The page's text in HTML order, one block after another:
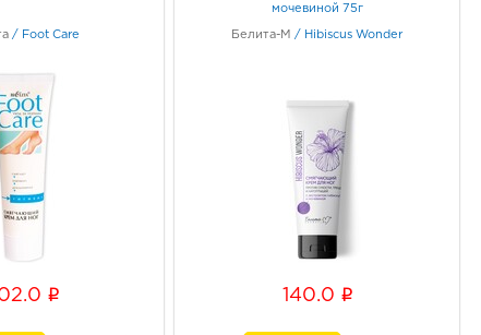
/ Foot Care
i
мочевиной 75г
Белита-М / Hibiscus Wonder
140.0 i